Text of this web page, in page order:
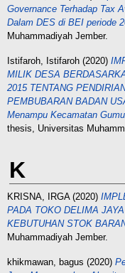
Governance Terhadap Tax
Dalam DES di BEI periode
Muhammadiyah Jember.
Istifaroh, Istifaroh (2020)
MILIK DESA
2015 TENTANG
PEMBUBARAN BADAN
Menampu Kecamatan
thesis, Universitas
K
KRISNA, IRGA(2020)
PADA TOKO DELIMA
KEBUTUHAN STOK
Muhammadiyah Jember.
khikmawan, bagus (2020)